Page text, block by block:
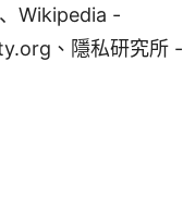
Wikipedia -
、隱私研究所 -